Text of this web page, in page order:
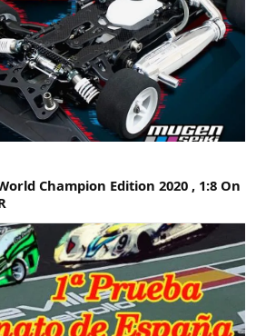
Champion Edition 2020 , 1:8 On